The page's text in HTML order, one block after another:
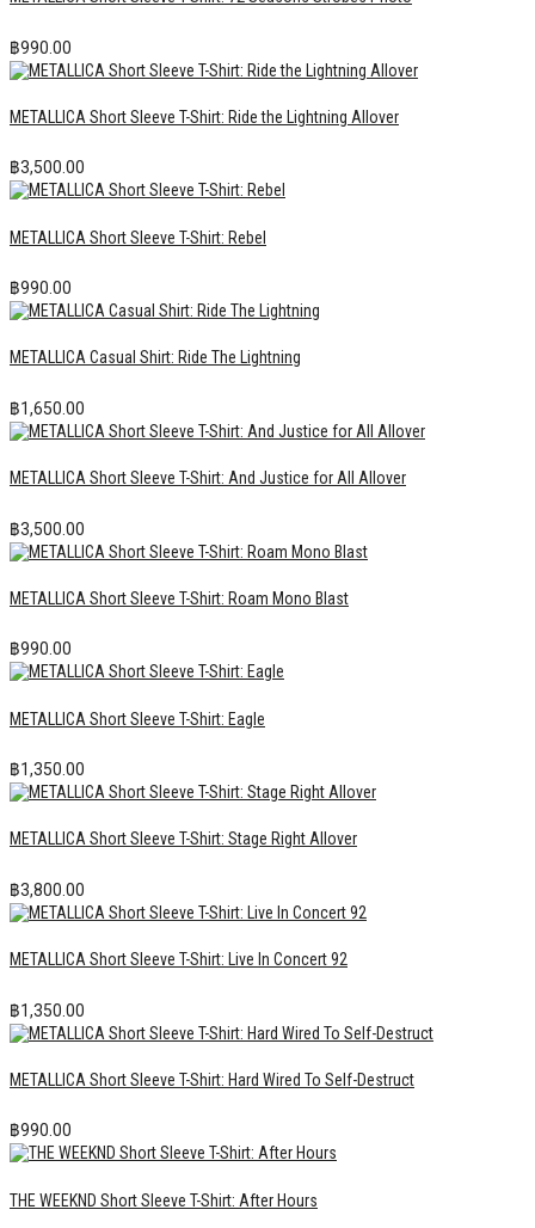
฿990.00
METALLICA Short Sleeve T-Shirt: Ride the Lightning Allover
฿3,500.00
METALLICA Short Sleeve T-Shirt: Rebel
฿990.00
METALLICA Casual Shirt: Ride The Lightning
฿1,650.00
METALLICA Short Sleeve T-Shirt: And Justice for All Allover
฿3,500.00
METALLICA Short Sleeve T-Shirt: Roam Mono Blast
฿990.00
METALLICA Short Sleeve T-Shirt: Eagle
฿1,350.00
METALLICA Short Sleeve T-Shirt: Stage Right Allover
฿3,800.00
METALLICA Short Sleeve T-Shirt: Live In Concert 92
฿1,350.00
METALLICA Short Sleeve T-Shirt: Hard Wired To Self-Destruct
฿990.00
THE WEEKND Short Sleeve T-Shirt: After Hours